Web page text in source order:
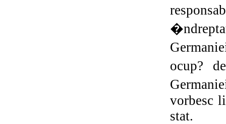
ocup?
vorbesc
stat.